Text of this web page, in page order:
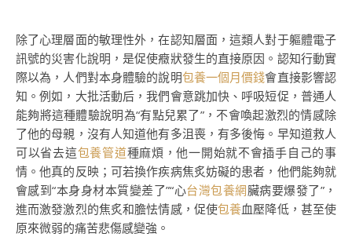
除了心理層面的敏理性外，在認知層面，這類人對于軀體電子
訊號的災害化說明，是促使癥狀發生的直接原因。認知行動實
際以為，人們對本身體驗的說明包養一個月價錢會直接影響認
知。例如，大批活動后，我們會意跳加快、呼吸短促，普通人
能夠將這種體驗說明為“有點兒累了”，不會喚起激烈的情感除
了他的母親，沒有人知道他有多沮喪，有多後悔。早知道救人
可以省去這包養管道種麻煩，他一開始就不會插手自己的事
情。他真的反映；可若換作疾病焦炙妨礙的患者，他們能夠就
會感到“本身身材本質變差了”“心台灣包養網臟病要爆發了”，
進而激發激烈的焦炙和膽怯情感，促使包養血壓降低，甚至使
原來微弱的痛苦悲傷感變強。